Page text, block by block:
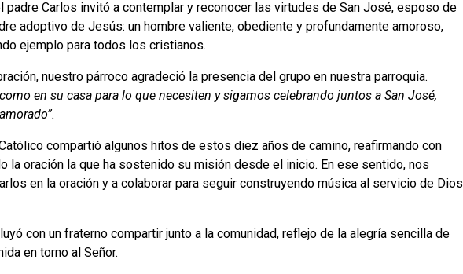
padre Carlos invitó a contemplar y reconocer las virtudes de San José, esposo de
adoptivo de Jesús: un hombre valiente, obediente y profundamente amoroso,
ejemplo para todos los cristianos.
nuestro párroco agradeció la presencia del grupo en nuestra parroquia.
en su casa para lo que necesiten y sigamos celebrando juntos a San José,
compartió algunos hitos de estos diez años de camino, reafirmando con
la oración la que ha sostenido su misión desde el inicio. En ese sentido, nos
en la oración y a colaborar para seguir construyendo música al servicio de Dios
con un fraterno compartir junto a la comunidad, reflejo de la alegría sencilla de
en torno al Señor.